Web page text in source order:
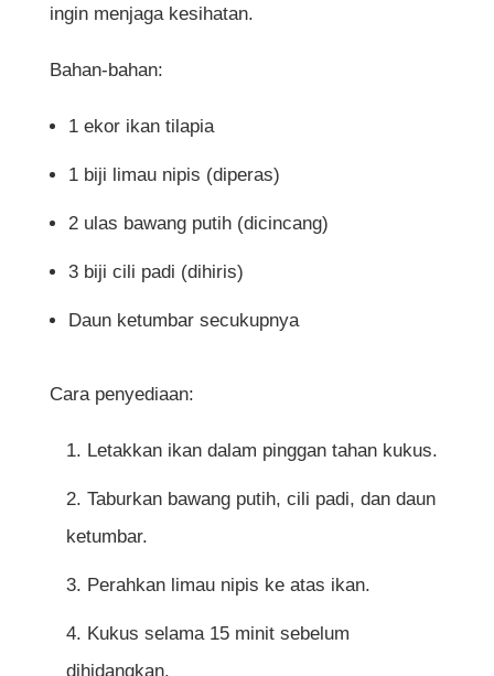
ingin menjaga kesihatan.
Bahan-bahan:
1 ekor ikan tilapia
1 biji limau nipis (diperas)
2 ulas bawang putih (dicincang)
3 biji cili padi (dihiris)
Daun ketumbar secukupnya
Cara penyediaan:
Letakkan ikan dalam pinggan tahan kukus.
Taburkan bawang putih, cili padi, dan daun
ketumbar.
Perahkan limau nipis ke atas ikan.
Kukus selama 15 minit sebelum
dihidangkan.